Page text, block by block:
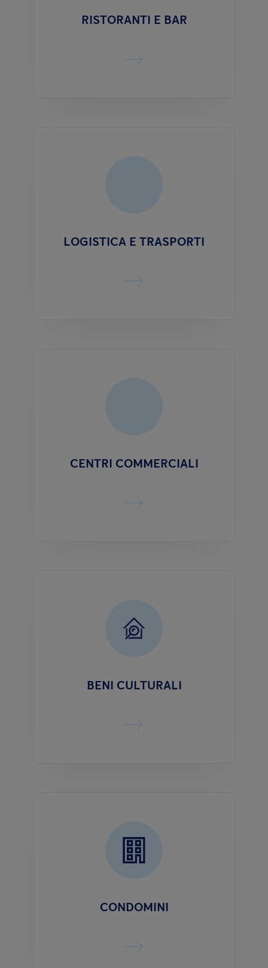
RISTORANTI E BAR
LOGISTICA E TRASPORTI
CENTRI COMMERCIALI
BENI CULTURALI
CONDOMINI